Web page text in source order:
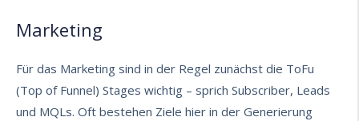
Marketing
Für das Marketing sind in der Regel zunächst die ToFu
(Top of Funnel) Stages wichtig – sprich Subscriber, Leads
und MQLs. Oft bestehen Ziele hier in der Generierung